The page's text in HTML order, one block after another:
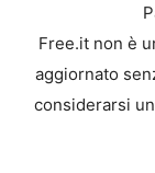
Free.it non è
aggiornato
considerarsi